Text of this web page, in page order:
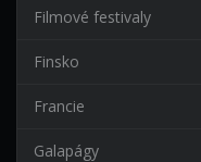
Filmové festivaly
Finsko
Francie
Galapágy